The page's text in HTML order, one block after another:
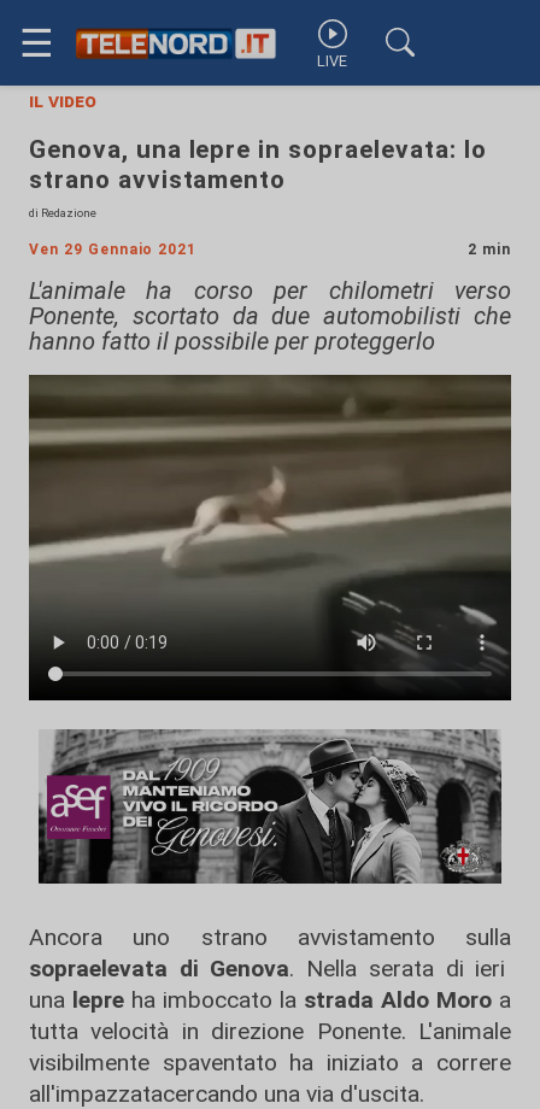
☰ LIVE
il video
Genova, una lepre in sopraelevata: lo
strano avvistamento
di Redazione
Ven 29 Gennaio 2021 2 min
L'animale ha corso per chilometri verso
Ponente, scortato da due automobilisti che
hanno fatto il possibile per proteggerlo
Ancora uno strano avvistamento sulla
sopraelevata di Genova. Nella serata di ieri
una lepre ha imboccato la strada Aldo Moro a
tutta velocità in direzione Ponente. L'animale
visibilmente spaventato ha iniziato a correre
all'impazzatacercando una via d'uscita.